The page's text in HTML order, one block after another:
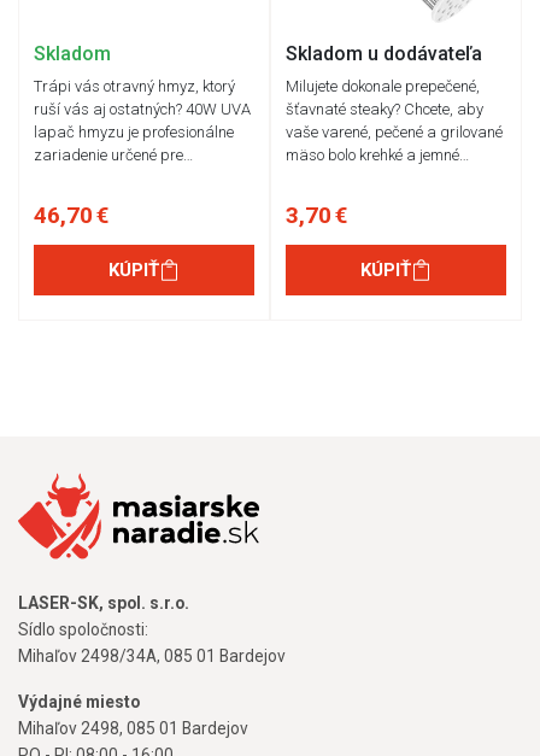
Skladom
Trápi vás otravný hmyz, ktorý
ruší vás aj ostatných? 40W UVA
lapač hmyzu je profesionálne
zariadenie určené pre…
46,70 €
KÚPIŤ
Skladom u dodávateľa
Milujete dokonale prepečené,
šťavnaté steaky? Chcete, aby
vaše varené, pečené a grilované
mäso bolo krehké a jemné…
3,70 €
KÚPIŤ
LASER-SK, spol. s.r.o.
Sídlo spoločnosti:
Mihaľov 2498/34A, 085 01 Bardejov
Výdajné miesto
Mihaľov 2498, 085 01 Bardejov